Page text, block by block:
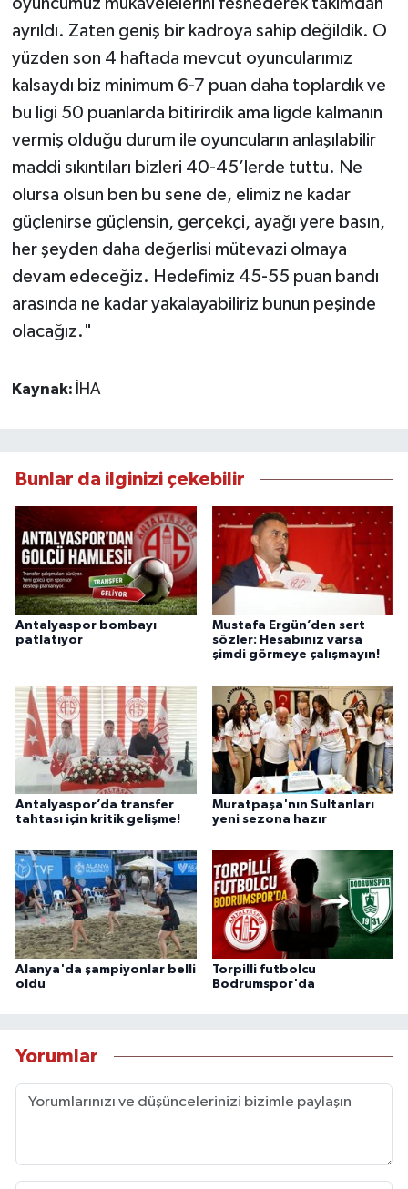
ayrıldı. Zaten geniş bir kadroya sahip değildik. O
yüzden son 4 haftada mevcut oyuncularımız
kalsaydı biz minimum 6-7 puan daha toplardık ve
bu ligi 50 puanlarda bitirirdik ama ligde kalmanın
vermiş olduğu durum ile oyuncuların anlaşılabilir
maddi sıkıntıları bizleri 40-45’lerde tuttu. Ne
olursa olsun ben bu sene de, elimiz ne kadar
güçlenirse güçlensin, gerçekçi, ayağı yere basın,
her şeyden daha değerlisi mütevazi olmaya
devam edeceğiz. Hedefimiz 45-55 puan bandı
arasında ne kadar yakalayabiliriz bunun peşinde
olacağız."
Kaynak: İHA
Bunlar da ilginizi çekebilir
Antalyaspor bombayı
patlatıyor
Mustafa Ergün’den sert
sözler: Hesabınız varsa
şimdi görmeye çalışmayın!
Antalyaspor’da transfer
tahtası için kritik gelişme!
Muratpaşa'nın Sultanları
yeni sezona hazır
Alanya'da şampiyonlar belli
oldu
Torpilli futbolcu
Bodrumspor'da
Yorumlar